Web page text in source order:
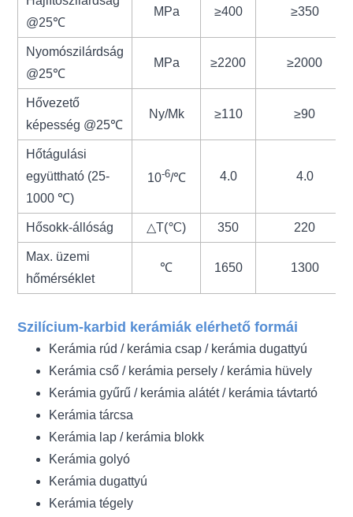
@25℃
MPa ≥400 ≥350
Nyomószilárdság
@25℃
MPa ≥2200 ≥2000
Hővezető
képesség @25℃
Ny/Mk ≥110 ≥90
Hőtágulási
együttható (25-
1000 ℃)
10-6/℃ 4.0 4.0
Hősokk-állóság △T(℃) 350 220
Max. üzemi
hőmérséklet
℃ 1650 1300
Szilícium-karbid kerámiák elérhető formái
Kerámia rúd / kerámia csap / kerámia dugattyú
Kerámia cső / kerámia persely / kerámia hüvely
Kerámia gyűrű / kerámia alátét / kerámia távtartó
Kerámia tárcsa
Kerámia lap / kerámia blokk
Kerámia golyó
Kerámia dugattyú
Kerámia tégely